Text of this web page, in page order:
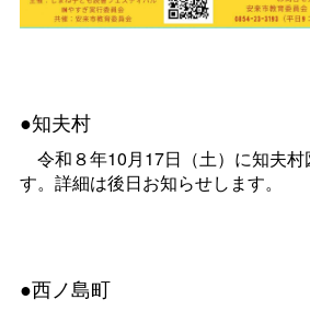
●知夫村
令和８年10月17日（土）に知夫村
す。詳細は後日お知らせします。
●西ノ島町